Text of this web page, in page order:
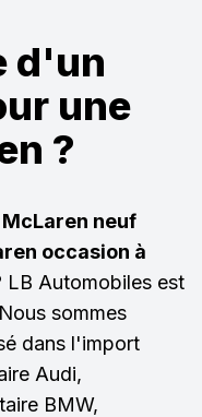
d'un
une
?
McLaren neuf
occasion à
LB Automobiles est
sommes
dans l'import
Audi,
BMW,